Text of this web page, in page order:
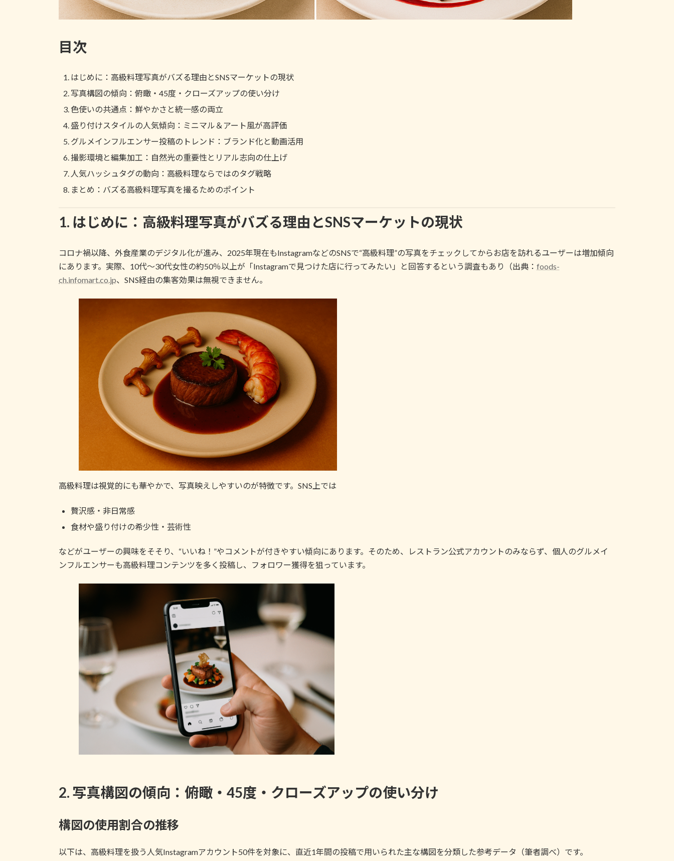
目次
はじめに：高級料理写真がバズる理由とSNSマーケットの現状
写真構図の傾向：俯瞰・45度・クローズアップの使い分け
色使いの共通点：鮮やかさと統一感の両立
盛り付けスタイルの人気傾向：ミニマル＆アート風が高評価
グルメインフルエンサー投稿のトレンド：ブランド化と動画活用
撮影環境と編集加工：自然光の重要性とリアル志向の仕上げ
人気ハッシュタグの動向：高級料理ならではのタグ戦略
まとめ：バズる高級料理写真を撮るためのポイント
1. はじめに：高級料理写真がバズる理由とSNSマーケットの現状
コロナ禍以降、外食産業のデジタル化が進み、2025年現在もInstagramなどのSNSで“高級料理”の写真をチェックしてからお店を訪れるユーザーは増加傾向
にあります。実際、10代～30代女性の約50％以上が「Instagramで見つけた店に行ってみたい」と回答するという調査もあり（出典： foods-
ch.infomart.co.jp、SNS経由の集客効果は無視できません。
高級料理は視覚的にも華やかで、写真映えしやすいのが特徴です。SNS上では
贅沢感・非日常感
食材や盛り付けの希少性・芸術性
などがユーザーの興味をそそり、“いいね！”やコメントが付きやすい傾向にあります。そのため、レストラン公式アカウントのみならず、個人のグルメイ
ンフルエンサーも高級料理コンテンツを多く投稿し、フォロワー獲得を狙っています。
2. 写真構図の傾向：俯瞰・45度・クローズアップの使い分け
構図の使用割合の推移
以下は、高級料理を扱う人気Instagramアカウント50件を対象に、直近1年間の投稿で用いられた主な構図を分類した参考データ（筆者調べ）です。